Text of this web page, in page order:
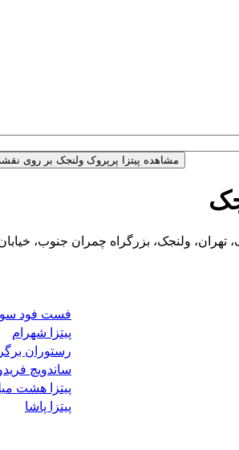
تهران، ولنجک، بزرگراه چمران جنوب،
فست فود
پیتزا شهرام
رستوران
ساندویچ
پیتزا هشت
پیتزا پاشا